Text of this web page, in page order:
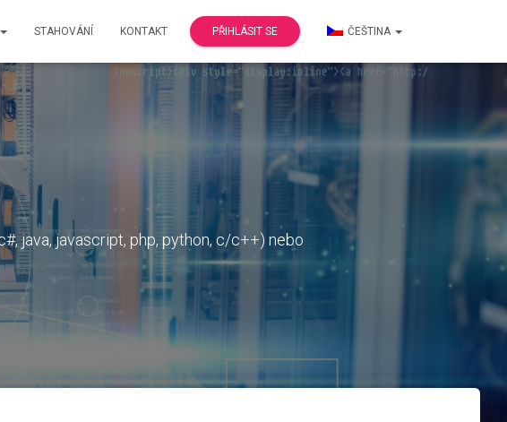
STAHOVÁNÍ KONTAKT PŘIHLÁSIT SE ČEŠTINA
java, javascript, php, python, c/c++) nebo